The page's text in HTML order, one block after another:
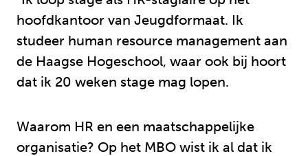
hoofdkantoor van Jeugdformaat. Ik
studeer human resource management aan
de Haagse Hogeschool, waar ook bij hoort
dat ik 20 weken stage mag lopen.
Waarom HR en een maatschappelijke
organisatie? Op het MBO wist ik al dat ik